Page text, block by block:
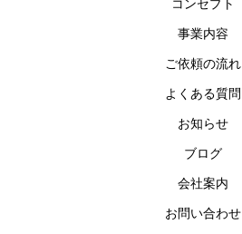
コンセプト
事業内容
ご依頼の流れ
よくある質問
お知らせ
ブログ
会社案内
お問い合わせ